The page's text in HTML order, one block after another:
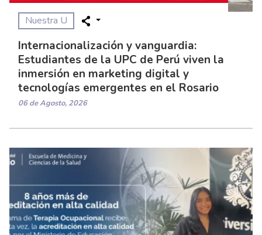
Nuestra U
Internacionalización y vanguardia:
Estudiantes de la UPC de Perú viven la
inmersión en marketing digital y
tecnologías emergentes en el Rosario
06 de Agosto, 2026